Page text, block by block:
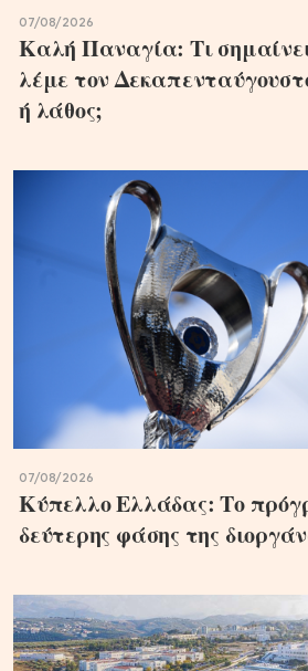
07/08/2026
Καλή Παναγία: Τι
λέμε τον
ή λάθος;
07/08/2026
Κύπελλο Ελλάδας: Το
δεύτερης φάσης της